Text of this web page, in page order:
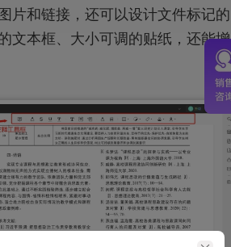
片和链接，还可以设计文件标记的
文本框、大小可调的贴纸，还能增